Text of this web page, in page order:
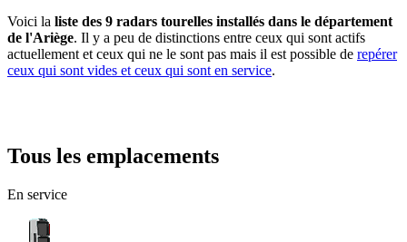
Voici la liste des 9 radars tourelles installés dans le département
de l'Ariège. Il y a peu de distinctions entre ceux qui sont actifs
actuellement et ceux qui ne le sont pas mais il est possible de repérer
ceux qui sont vides et ceux qui sont en service.
Tous les emplacements
En service